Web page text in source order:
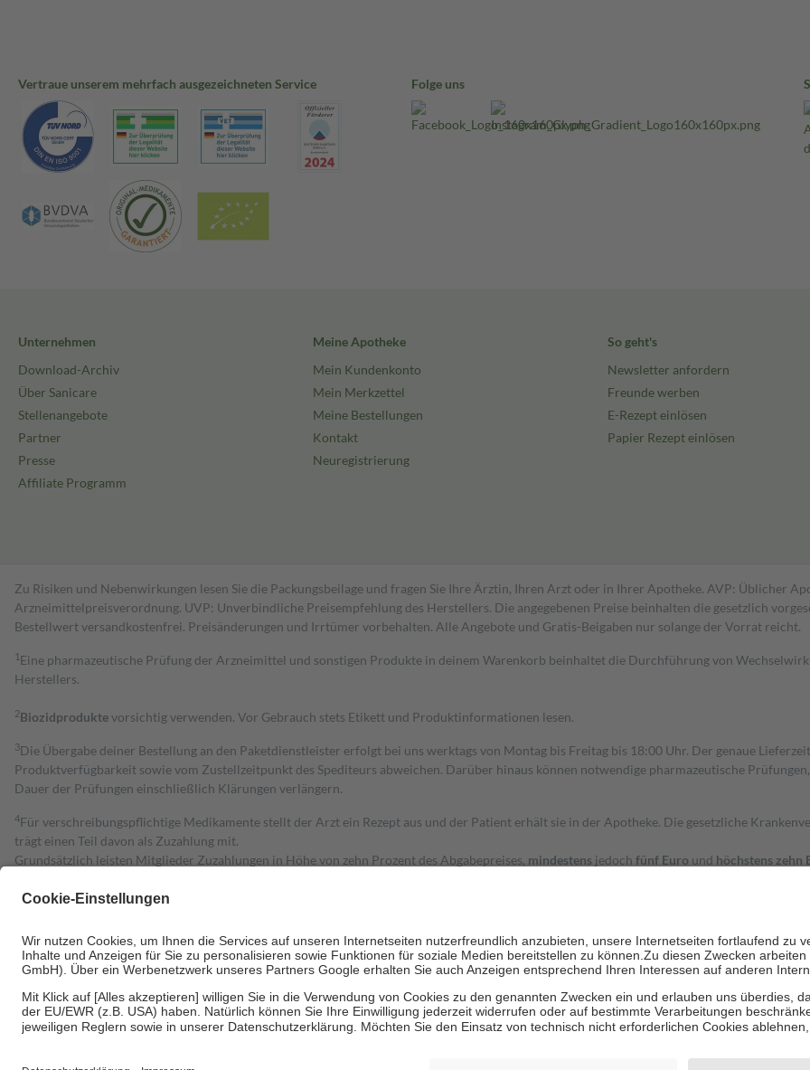
Vertraue unserem mehrfach ausgezeichneten Service Folge uns
Unternehmen
Download-Archiv
Über Sanicare
Stellenangebote
Partner
Presse
Affiliate Programm
Meine Apotheke
Mein Kundenkonto
Mein Merkzettel
Meine Bestellungen
Kontakt
Neuregistrierung
So geht's
Newsletter anfordern
Freunde werben
E-Rezept einlösen
Papier Rezept einlösen
Zu Risiken und Nebenwirkungen lesen Sie die Packungsbeilage und fragen Sie Ihre Ärztin, Ihren Arzt oder in Ihrer Apotheke. AVP: Üblicher
Arzneimittelpreisverordnung. UVP: Unverbindliche Preisempfehlung des Herstellers. Die angegebenen Preise beinhalten die gesetzlich
Bestell­wert versand­kosten­frei. Preisänderungen und Irrtümer vorbehalten. Alle Angebote und Gratis-Beigaben nur solange der Vorrat reicht.
1 Eine pharmazeutische Prüfung der Arzneimittel und sonstigen Produkte in deinem Warenkorb beinhaltet die Durchführung von
Herstellers.
2Biozidproduktevorsichtig verwenden. Vor Gebrauch stets Etikett und Produktinformationen lesen.
3Die Übergabe deiner Bestellung an den Paketdienstleister erfolgt bei uns werktags von Montag bis Freitag bis 18:00 Uhr. Der genaue
Produktverfügbarkeit sowie vom Zustellzeitpunkt des Spediteurs abweichen. Darüber hinaus können notwendige pharmazeutische
Dauer der Prüfungen einschließlich Klärungen verlängern.
4Für verschreibungspflichtige Medikamente stellt der Arzt ein Rezept aus und der Patient erhält sie in der Apotheke. Die gesetzliche
trägt einen Teil davon als Zuzahlung mit.
Grundsätzlich leisten Mitglieder Zuzahlungen in Höhe von zehn Prozent des Abgabepreises, mindestens jedoch fünf Euro und höchstens zehn
Diese Regeln gelten grundsätzlich auch für Online-Apotheken.
Um das Engagement der Versicherten für ihre eigene Gesundheit zu stärken und die besondere Stellung der Familie zu unterstützen, fallen
• Kindern und Jugendlichen bis zum vollendeten 18. Lebensjahr mit Ausnahme der Fahrkosten
• Untersuchungen zur Vorsorge und Früherkennung, die von der GKV getragen werden
• empfohlenen Schutzimpfungen
• Harn- und Blutteststreifen
Informationen findest du hier: https://help.etrusted.com/hc/de/articles/4419944605341